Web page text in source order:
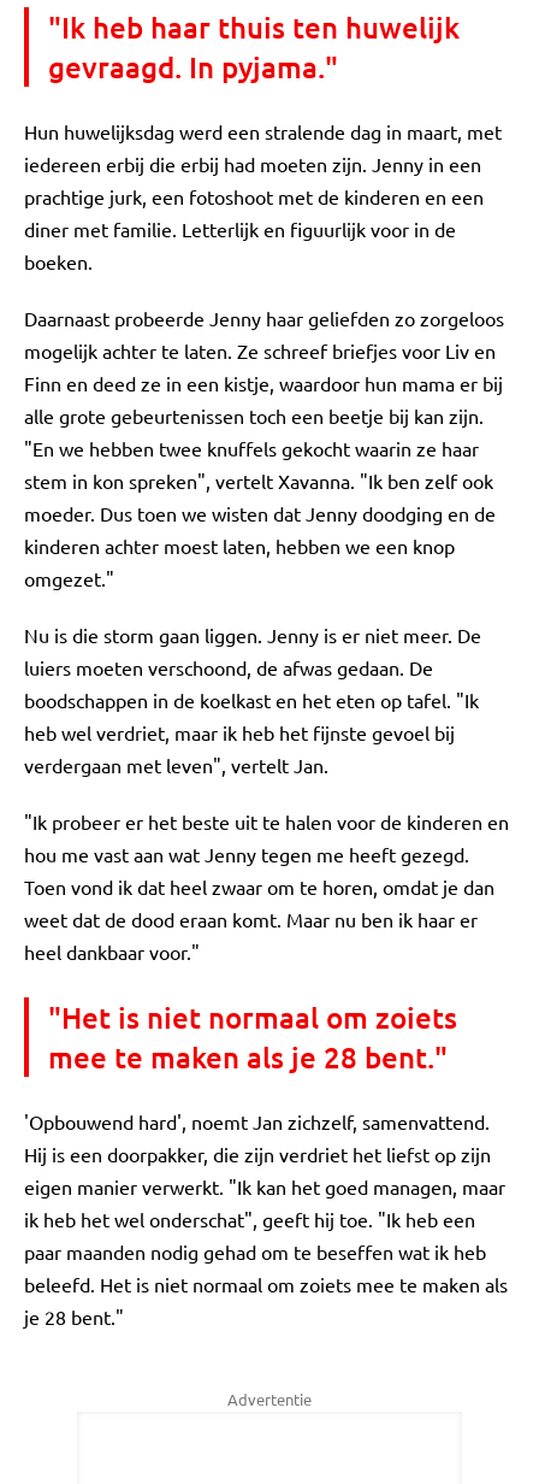
"Ik heb haar thuis ten huwelijk
gevraagd. In pyjama."
Hun huwelijksdag werd een stralende dag in maart, met
iedereen erbij die erbij had moeten zijn. Jenny in een
prachtige jurk, een fotoshoot met de kinderen en een
diner met familie. Letterlijk en figuurlijk voor in de
boeken.
Daarnaast probeerde Jenny haar geliefden zo zorgeloos
mogelijk achter te laten. Ze schreef briefjes voor Liv en
Finn en deed ze in een kistje, waardoor hun mama er bij
alle grote gebeurtenissen toch een beetje bij kan zijn.
"En we hebben twee knuffels gekocht waarin ze haar
stem in kon spreken", vertelt Xavanna. "Ik ben zelf ook
moeder. Dus toen we wisten dat Jenny doodging en de
kinderen achter moest laten, hebben we een knop
omgezet."
Nu is die storm gaan liggen. Jenny is er niet meer. De
luiers moeten verschoond, de afwas gedaan. De
boodschappen in de koelkast en het eten op tafel. "Ik
heb wel verdriet, maar ik heb het fijnste gevoel bij
verdergaan met leven", vertelt Jan.
"Ik probeer er het beste uit te halen voor de kinderen en
hou me vast aan wat Jenny tegen me heeft gezegd.
Toen vond ik dat heel zwaar om te horen, omdat je dan
weet dat de dood eraan komt. Maar nu ben ik haar er
heel dankbaar voor."
"Het is niet normaal om zoiets
mee te maken als je 28 bent."
'Opbouwend hard', noemt Jan zichzelf, samenvattend.
Hij is een doorpakker, die zijn verdriet het liefst op zijn
eigen manier verwerkt. "Ik kan het goed managen, maar
ik heb het wel onderschat", geeft hij toe. "Ik heb een
paar maanden nodig gehad om te beseffen wat ik heb
beleefd. Het is niet normaal om zoiets mee te maken als
je 28 bent."
Advertentie